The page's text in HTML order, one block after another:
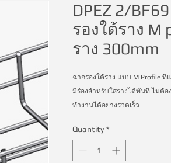
DPEZ 2/
รองใต้ราง M
ราง 300mm
ฉากรองใต้ราง แบบ M Profile ที่
มีร่องสำหรับใส่รางได้ทันที ไม่ต้
ทำงานได้อย่างรวดเร็ว
Quantity *